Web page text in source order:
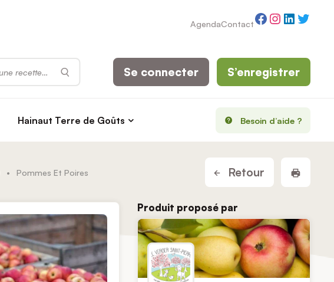
AgendaContactFacebook
Instagram
Hainaut Terre de Goûts Besoin d’aide ?
Se connecter S’enregistrer
• Pommes Et Poires Retour
Produit proposé par